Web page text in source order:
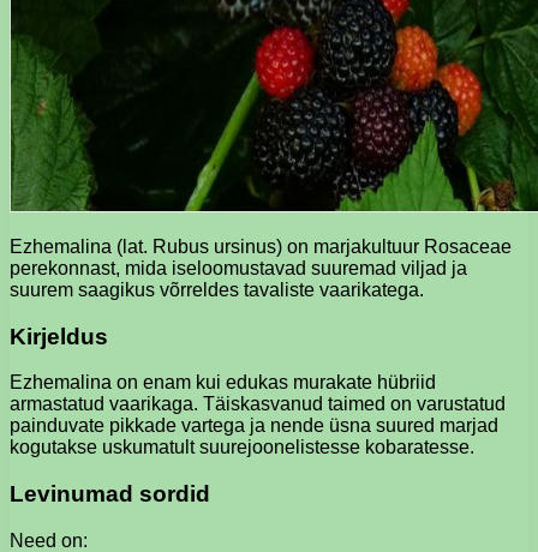
Ezhemalina (lat. Rubus ursinus) on marjakultuur Rosaceae
perekonnast, mida iseloomustavad suuremad viljad ja
suurem saagikus võrreldes tavaliste vaarikatega.
Kirjeldus
Ezhemalina on enam kui edukas murakate hübriid
armastatud vaarikaga. Täiskasvanud taimed on varustatud
painduvate pikkade vartega ja nende üsna suured marjad
kogutakse uskumatult suurejoonelistesse kobaratesse.
Levinumad sordid
Need on: